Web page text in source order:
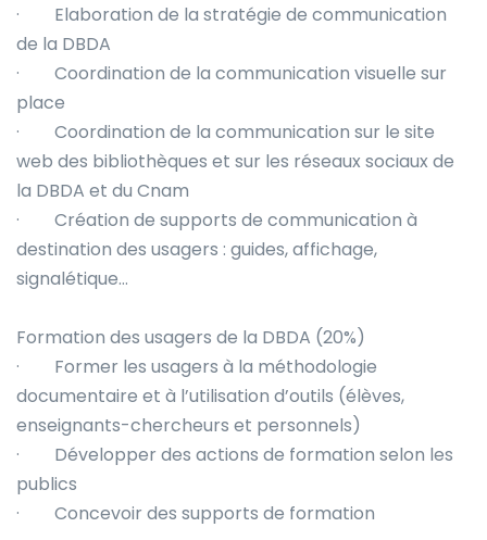
· Elaboration de la stratégie de communication
de la DBDA
· Coordination de la communication visuelle sur
place
· Coordination de la communication sur le site
web des bibliothèques et sur les réseaux sociaux de
la DBDA et du Cnam
· Création de supports de communication à
destination des usagers : guides, affichage,
signalétique…
Formation des usagers de la DBDA (20%)
· Former les usagers à la méthodologie
documentaire et à l’utilisation d’outils (élèves,
enseignants-chercheurs et personnels)
· Développer des actions de formation selon les
publics
· Concevoir des supports de formation